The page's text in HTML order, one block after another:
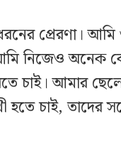
প্রেরণা।
নিজেও অনেক
চাই। আমার
চাই, তাদের